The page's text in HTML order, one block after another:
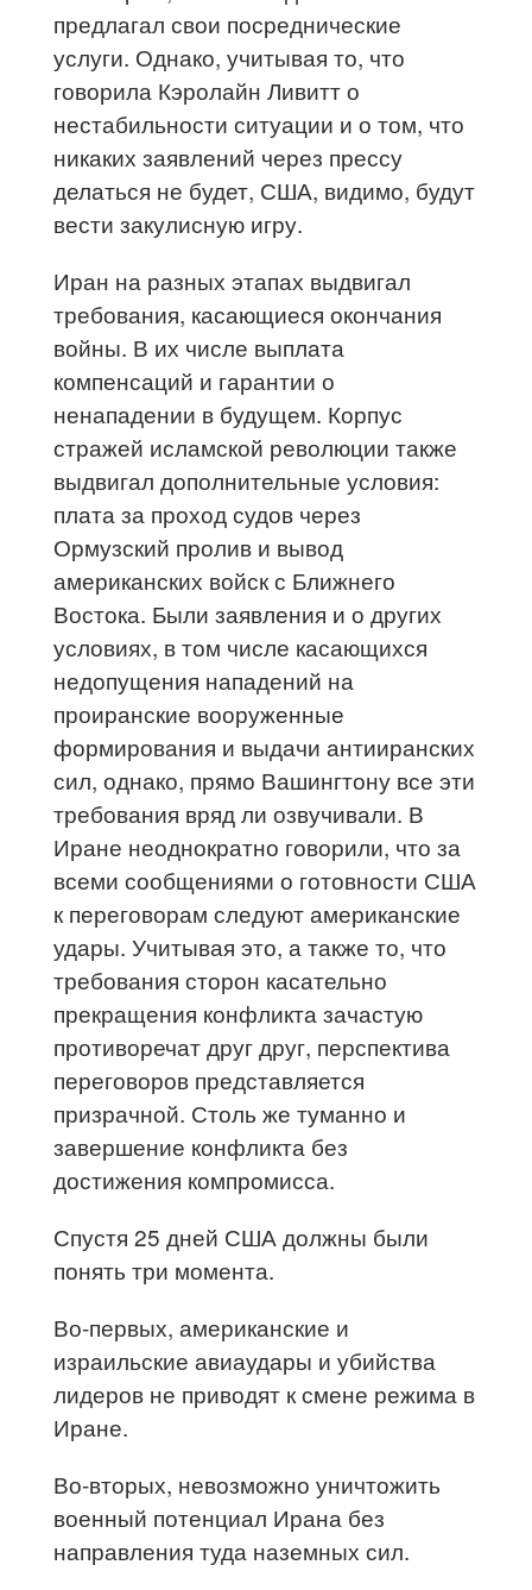
предлагал свои посреднические
услуги. Однако, учитывая то, что
говорила Кэролайн Ливитт о
нестабильности ситуации и о том, что
никаких заявлений через прессу
делаться не будет, США, видимо, будут
вести закулисную игру.
Иран на разных этапах выдвигал
требования, касающиеся окончания
войны. В их числе выплата
компенсаций и гарантии о
ненападении в будущем. Корпус
стражей исламской революции также
выдвигал дополнительные условия:
плата за проход судов через
Ормузский пролив и вывод
американских войск с Ближнего
Востока. Были заявления и о других
условиях, в том числе касающихся
недопущения нападений на
проиранские вооруженные
формирования и выдачи антииранских
сил, однако, прямо Вашингтону все эти
требования вряд ли озвучивали. В
Иране неоднократно говорили, что за
всеми сообщениями о готовности США
к переговорам следуют американские
удары. Учитывая это, а также то, что
требования сторон касательно
прекращения конфликта зачастую
противоречат друг друг, перспектива
переговоров представляется
призрачной. Столь же туманно и
завершение конфликта без
достижения компромисса.
Спустя 25 дней США должны были
понять три момента.
Во-первых, американские и
израильские авиаудары и убийства
лидеров не приводят к смене режима в
Иране.
Во-вторых, невозможно уничтожить
военный потенциал Ирана без
направления туда наземных сил.